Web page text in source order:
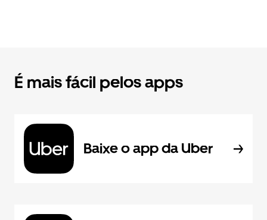
É mais fácil pelos apps
Baixe o app da Uber